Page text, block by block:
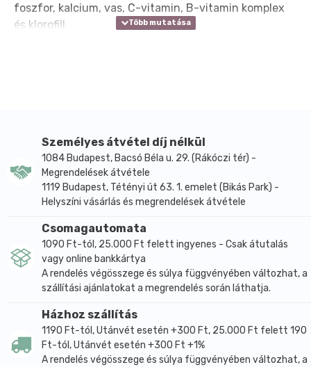
foszfor, kalcium, vas, C-vitamin, B-vitamin komplex
és klorofill.
Öblítés: naponta 2x
Ekkortól eheted: 3. nap
Felhasználás: köretként nyersen vagy serpenyőben
sütve
változatos vitaminok és ásványi anyagok
A zöldborsó csíráról:
A zöldborsó csíráját már 3 naposan eheted. Ilyenkor
még apró, néhány centis kis csírácskája van, de már
így is rendkívül tápláló és finom. Ha pár nappal tovább
hagyod nőni, akkor megjelennek a zöld hajtások is és
így egy egészen más állagú finomságot kapsz.
Próbáld ki mindkét verziót.
Személyes átvétel díj nélkül
1084 Budapest, Bacsó Béla u. 29. (Rákóczi tér) -
Megrendelések átvétele
1119 Budapest, Tétényi út 63. 1. emelet (Bikás Park) -
Helyszíni vásárlás és megrendelések átvétele
Csomagautomata
1090 Ft-tól, 25.000 Ft felett ingyenes - Csak átutalás
vagy online bankkártya
A rendelés végösszege és súlya függvényében változhat, a
szállítási ajánlatokat a megrendelés során láthatja.
Házhoz szállítás
1190 Ft-tól, Utánvét esetén +300 Ft, 25.000 Ft felett 190
Ft-tól, Utánvét esetén +300 Ft +1%
A rendelés végösszege és súlya függvényében változhat, a